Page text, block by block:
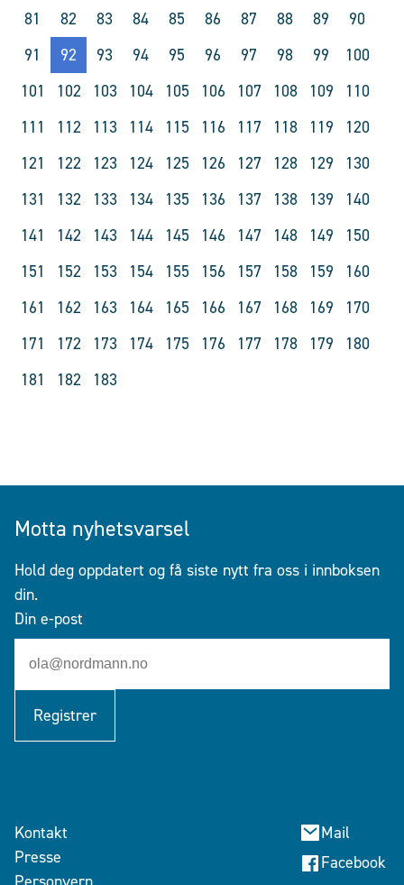
81
82 83 84 85 86 87 88 89
90
91
92 93 94 95 96 97 98 99
100
101
102 103 104 105 106 107 108 109
110
111
112 113 114 115 116 117 118 119
120
121
122 123 124 125 126 127 128 129
130
131
132 133 134 135 136 137 138 139
140
141
142 143 144 145 146 147 148 149
150
151
152 153 154 155 156 157 158 159
160
161
162 163 164 165 166 167 168 169
170
171
172 173 174 175 176 177 178 179
180
181
182 183
Motta nyhetsvarsel
Hold deg oppdatert og få siste nytt fra oss i innboksen
din.
Din e-post
Registrer
Kontakt
Presse
Mail
Facebook